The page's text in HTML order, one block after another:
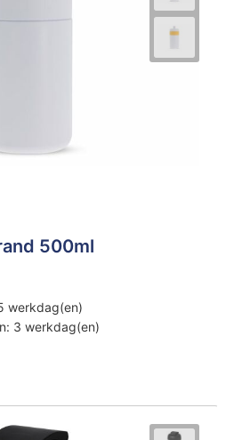
500ml
werkdag(en)
3 werkdag(en)